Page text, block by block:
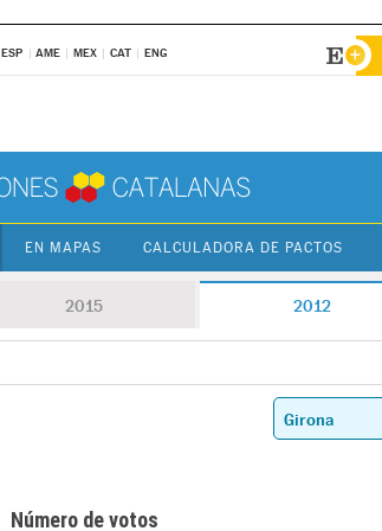
ESP AME MEX CAT ENG
EN MAPAS CALCULADORA DE PACTOS
2015 2012
Número de votos